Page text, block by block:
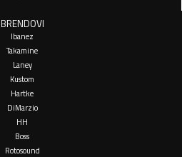
BRENDOVI
Ibanez
Takamine
Laney
Kustom
Hartke
DiMarzio
HH
Boss
Rotosound